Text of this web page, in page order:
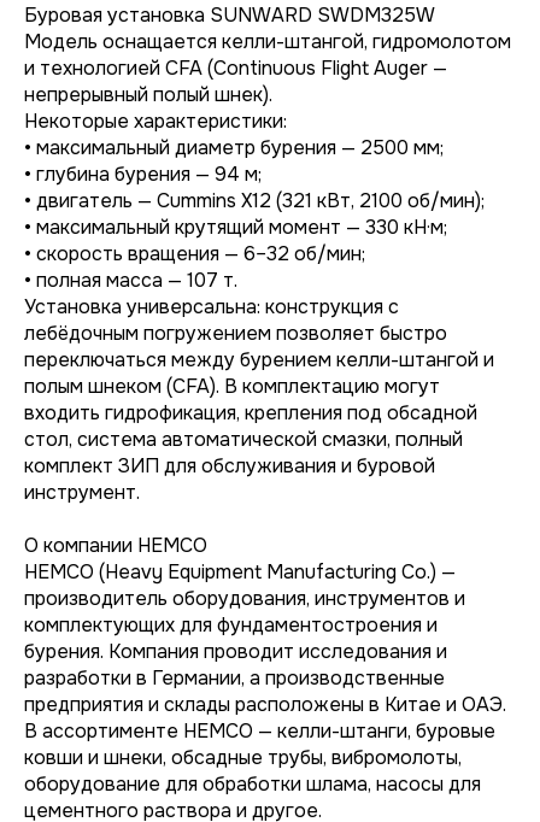
Буровая установка SUNWARD SWDM325W
Модель оснащается келли-штангой, гидромолотом
и технологией CFA (Continuous Flight Auger —
непрерывный полый шнек).
Некоторые характеристики:
• максимальный диаметр бурения — 2500 мм;
• глубина бурения — 94 м;
• двигатель — Cummins X12 (321 кВт, 2100 об/мин);
• максимальный крутящий момент — 330 кН·м;
• скорость вращения — 6–32 об/мин;
• полная масса — 107 т.
Установка универсальна: конструкция с
лебёдочным погружением позволяет быстро
переключаться между бурением келли-штангой и
полым шнеком (CFA). В комплектацию могут
входить гидрофикация, крепления под обсадной
стол, система автоматической смазки, полный
комплект ЗИП для обслуживания и буровой
инструмент.
О компании HEMCO
HEMCO (Heavy Equipment Manufacturing Co.) —
производитель оборудования, инструментов и
комплектующих для фундаментостроения и
бурения. Компания проводит исследования и
разработки в Германии, а производственные
предприятия и склады расположены в Китае и ОАЭ.
В ассортименте HEMCO — келли-штанги, буровые
ковши и шнеки, обсадные трубы, вибромолоты,
оборудование для обработки шлама, насосы для
цементного раствора и другое.